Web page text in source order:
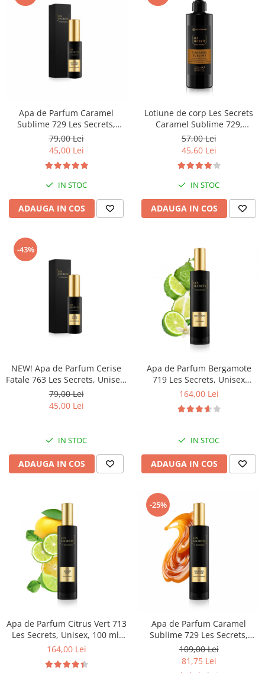
Apa de Parfum Caramel
Sublime 729 Les Secrets,
Unisex, 30 ml, Equivalenza
79,00 Lei
45,00 Lei
IN STOC
ADAUGA IN COS
Lotiune de corp Les Secrets
Caramel Sublime 729,
Equivalenza, 250 ml
57,00 Lei
45,60 Lei
IN STOC
ADAUGA IN COS
-43%
NEW! Apa de Parfum Cerise
Fatale 763 Les Secrets, Unisex,
30 ml, Equivalenza
79,00 Lei
45,00 Lei
IN STOC
ADAUGA IN COS
Apa de Parfum Bergamote
719 Les Secrets, Unisex
100ml, Equivalenza
164,00 Lei
IN STOC
ADAUGA IN COS
Apa de Parfum Citrus Vert 713
Les Secrets, Unisex, 100 ml,
Equivalenza
164,00 Lei
-25%
Apa de Parfum Caramel
Sublime 729 Les Secrets,
Unisex, 50 ml, Equivalenza
109,00 Lei
81,75 Lei